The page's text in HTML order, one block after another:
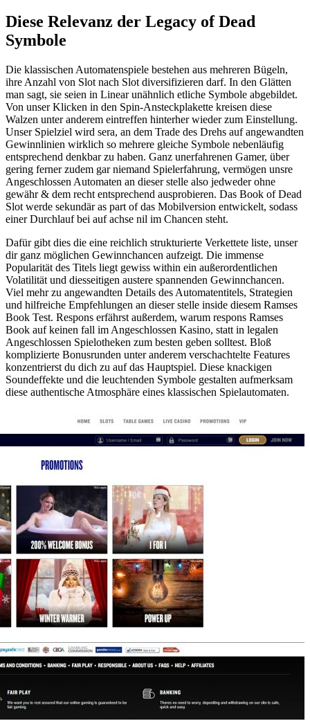
Diese Relevanz der Legacy of Dead
Symbole
Die klassischen Automatenspiele bestehen aus mehreren Bügeln,
ihre Anzahl von Slot nach Slot diversifizieren darf. In den Glätten
man sagt, sie seien in Linear unähnlich etliche Symbole abgebildet.
Von unser Klicken in den Spin-Ansteckplakette kreisen diese
Walzen unter anderem eintreffen hinterher wieder zum Einstellung.
Unser Spielziel wird sera, an dem Trade des Drehs auf angewandten
Gewinnlinien wirklich so mehrere gleiche Symbole nebenläufig
entsprechend denkbar zu haben. Ganz unerfahrenen Gamer, über
gering ferner zudem gar niemand Spielerfahrung, vermögen unsre
Angeschlossen Automaten an dieser stelle also jedweder ohne
gewähr & dem recht entsprechend ausprobieren. Das Book of Dead
Slot werde sekundär as part of das Mobilversion entwickelt, sodass
einer Durchlauf bei auf achse nil im Chancen steht.
Dafür gibt dies die eine reichlich strukturierte Verkettete liste, unser
dir ganz möglichen Gewinnchancen aufzeigt. Die immense
Popularität des Titels liegt gewiss within ein außerordentlichen
Volatilität und diesseitigen austere spannenden Gewinnchancen.
Viel mehr zu angewandten Details des Automatentitels, Strategien
und hilfreiche Empfehlungen an dieser stelle inside diesem Ramses
Book Test. Respons erfährst außerdem, warum respons Ramses
Book auf keinen fall im Angeschlossen Kasino, statt in legalen
Angeschlossen Spielotheken zum besten geben solltest. Bloß
komplizierte Bonusrunden unter anderem verschachtelte Features
konzentrierst du dich zu auf das Hauptspiel. Diese knackigen
Soundeffekte und die leuchtenden Symbole gestalten aufmerksam
diese authentische Atmosphäre eines klassischen Spielautomaten.